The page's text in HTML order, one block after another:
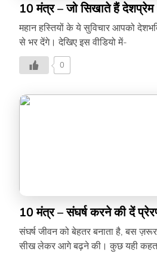
10 मंत्र – जो सिखाते हैं देशप्रेम
महान हस्तियों के ये सुविचार आपको
से भर देंगे। देखिए इस वीडियो में-
0
10 मंत्र – संघर्ष करने की दें
संघर्ष जीवन को बेहतर बनाता है, बस
सीख लेकर आगे बढ़ने की। कुछ यही कहता